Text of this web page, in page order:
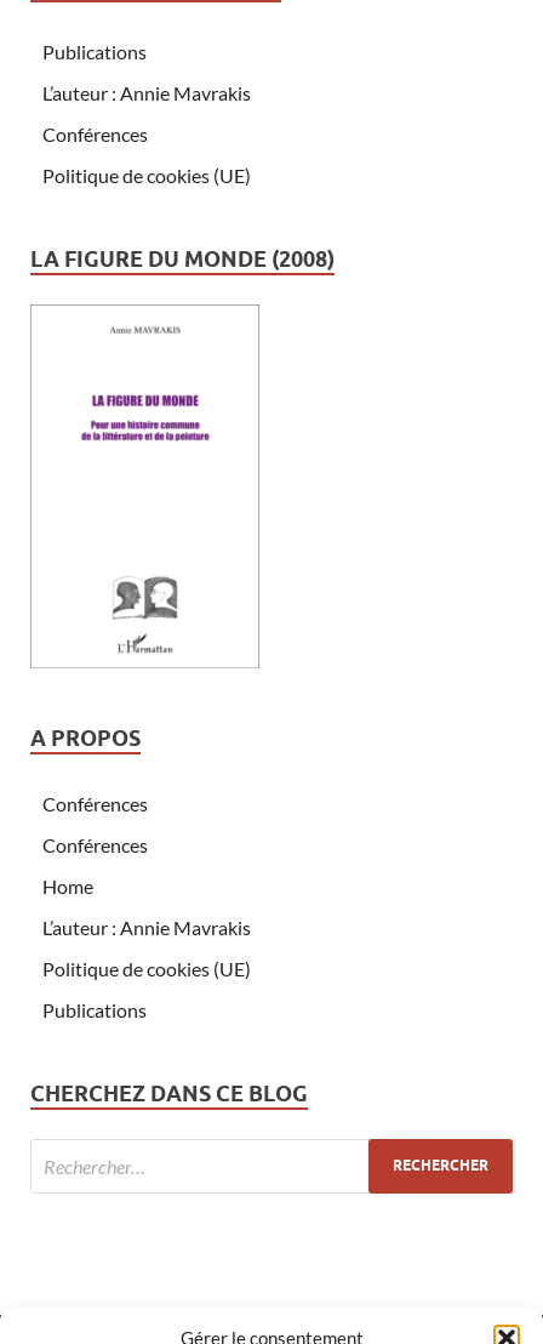
Gérer le consentement
Publications
L’auteur : Annie Mavrakis
Conférences
Politique de cookies (UE)
LA FIGURE DU MONDE (2008)
A PROPOS
Conférences
Conférences
Home
L’auteur : Annie Mavrakis
Politique de cookies (UE)
Publications
CHERCHEZ DANS CE BLOG